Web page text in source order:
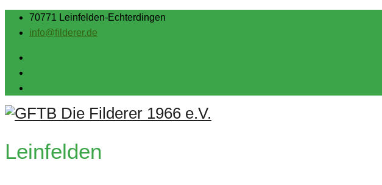
70771 Leinfelden-Echterdingen
info@filderer.de
Leinfelden